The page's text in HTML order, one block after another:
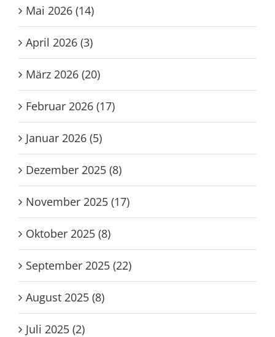
Mai 2026 (14)
April 2026 (3)
März 2026 (20)
Februar 2026 (17)
Januar 2026 (5)
Dezember 2025 (8)
November 2025 (17)
Oktober 2025 (8)
September 2025 (22)
August 2025 (8)
Juli 2025 (2)